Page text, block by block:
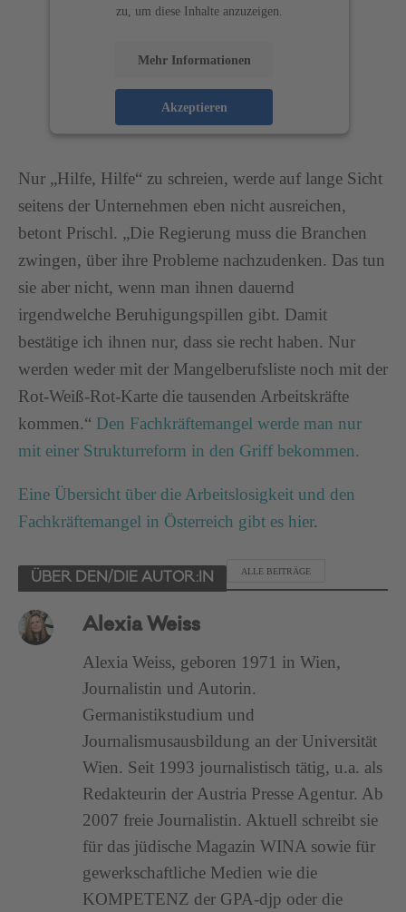
zu, um diese Inhalte anzuzeigen.
Mehr Informationen
Akzeptieren
Nur „Hilfe, Hilfe“ zu schreien, werde auf lange Sicht
seitens der Unternehmen eben nicht ausreichen,
betont Prischl. „Die Regierung muss die Branchen
zwingen, über ihre Probleme nachzudenken. Das tun
sie aber nicht, wenn man ihnen dauernd
irgendwelche Beruhigungspillen gibt. Damit
bestätige ich ihnen nur, dass sie recht haben. Nur
werden weder mit der Mangelberufsliste noch mit der
Rot-Weiß-Rot-Karte die tausenden Arbeitskräfte
kommen.“ Den Fachkräftemangel werde man nur
mit einer Strukturreform in den Griff bekommen.
Eine Übersicht über die Arbeitslosigkeit und den
Fachkräftemangel in Österreich gibt es hier.
ÜBER DEN/DIE AUTOR:IN
ALLE BEITRÄGE
Alexia Weiss
Alexia Weiss, geboren 1971 in Wien,
Journalistin und Autorin.
Germanistikstudium und
Journalismusausbildung an der Universität
Wien. Seit 1993 journalistisch tätig, u.a. als
Redakteurin der Austria Presse Agentur. Ab
2007 freie Journalistin. Aktuell schreibt sie
für das jüdische Magazin WINA sowie für
gewerkschaftliche Medien wie die
KOMPETENZ der GPA-djp oder die